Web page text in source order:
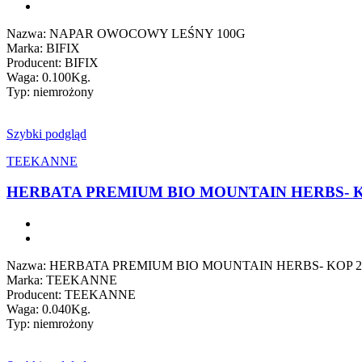
Nazwa: NAPAR OWOCOWY LEŚNY 100G
Marka: BIFIX
Producent: BIFIX
Waga: 0.100Kg.
Typ: niemrożony
Szybki podgląd
TEEKANNE
HERBATA PREMIUM BIO MOUNTAIN HERBS-
Nazwa: HERBATA PREMIUM BIO MOUNTAIN HERBS- KOP
Marka: TEEKANNE
Producent: TEEKANNE
Waga: 0.040Kg.
Typ: niemrożony